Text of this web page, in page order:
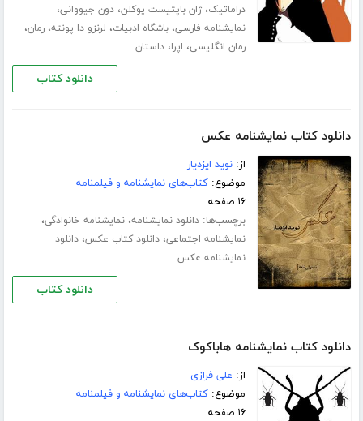
دراماتیک،ژان باپتیست پوکلن،دون جیووانی،
نمایشنامه فارسی،باشگاه ادبیات، لرنزو دا پونته،رمان،
رمان انگلیسی، اپرا،داستان
دانلود کتاب
دانلود کتاب نمایشنامه عکس
از:نوید ایزدیار
موضوع:کتاب‌های نمایشنامه و فیلمنامه
۱۶ صفحه
برچسب‌ها:دانلود نمایشنامه،نمایشنامه خانوادگی،
نمایشنامه اجتماعی،دانلود کتاب عکس،دانلود
نمایشنامه عکس
دانلود کتاب
دانلود کتاب نمایشنامه هاباکوک
از: علی فرازی
موضوع:کتاب‌های نمایشنامه و فیلمنامه
۱۶ صفحه